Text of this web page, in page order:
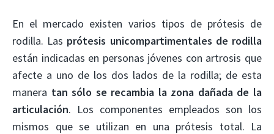
En el mercado existen varios tipos de prótesis de
rodilla. Las prótesis unicompartimentales de rodilla
están indicadas en personas jóvenes con artrosis que
afecte a uno de los dos lados de la rodilla; de esta
manera tan sólo se recambia la zona dañada de la
articulación. Los componentes empleados son los
mismos que se utilizan en una prótesis total. La